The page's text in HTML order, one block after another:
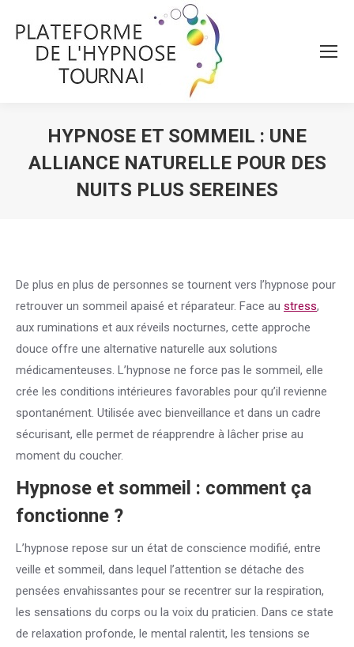
HYPNOSE ET SOMMEIL : UNE
ALLIANCE NATURELLE POUR DES
NUITS PLUS SEREINES
De plus en plus de personnes se tournent vers l’hypnose pour
retrouver un sommeil apaisé et réparateur. Face au stress,
aux ruminations et aux réveils nocturnes, cette approche
douce offre une alternative naturelle aux solutions
médicamenteuses. L’hypnose ne force pas le sommeil, elle
crée les conditions intérieures favorables pour qu’il revienne
spontanément. Utilisée avec bienveillance et dans un cadre
sécurisant, elle permet de réapprendre à lâcher prise au
moment du coucher.
Hypnose et sommeil : comment ça
fonctionne ?
L’hypnose repose sur un état de conscience modifié, entre
veille et sommeil, dans lequel l’attention se détache des
pensées envahissantes pour se recentrer sur la respiration,
les sensations du corps ou la voix du praticien. Dans ce state
de relaxation profonde, le mental ralentit, les tensions se